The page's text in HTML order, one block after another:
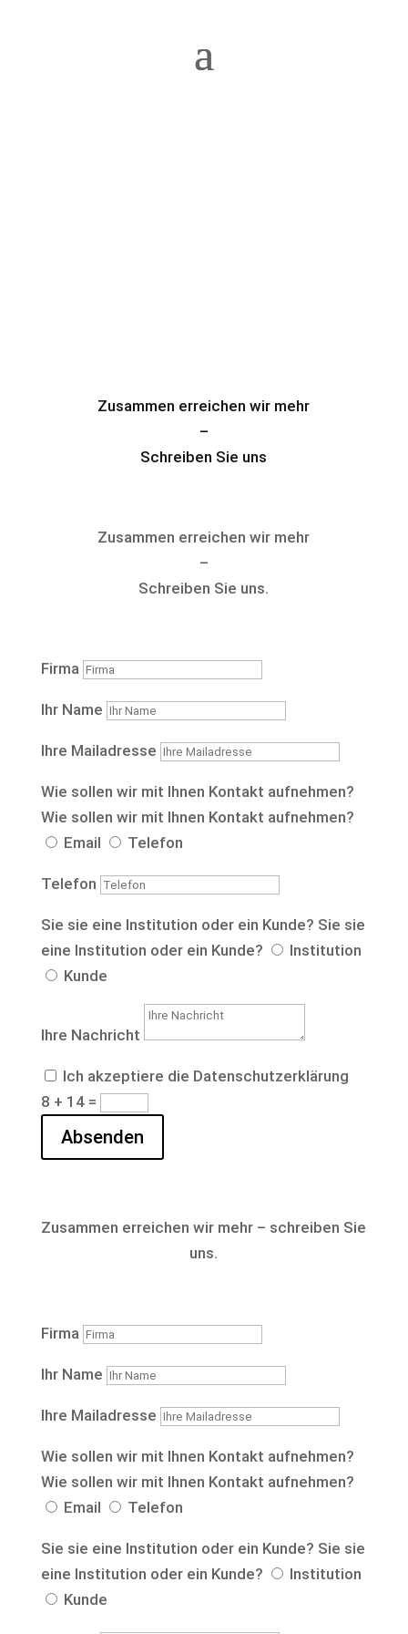
Zusammen erreichen wir mehr
–
Schreiben Sie uns
Zusammen erreichen wir mehr
–
Schreiben Sie uns.
Firma
Ihr Name
Ihre Mailadresse
Wie sollen wir mit Ihnen Kontakt aufnehmen?
Wie sollen wir mit Ihnen Kontakt aufnehmen?
Email
Telefon
Telefon
Sie sie eine Institution oder ein Kunde? Sie sie
eine Institution oder ein Kunde?
Institution
Kunde
Ihre Nachricht
Ich akzeptiere die Datenschutzerklärung
8 + 14=
Absenden
Zusammen erreichen wir mehr – schreiben Sie
uns.
Firma
Ihr Name
Ihre Mailadresse
Wie sollen wir mit Ihnen Kontakt aufnehmen?
Wie sollen wir mit Ihnen Kontakt aufnehmen?
Email
Telefon
Sie sie eine Institution oder ein Kunde? Sie sie
eine Institution oder ein Kunde?
Institution
Kunde